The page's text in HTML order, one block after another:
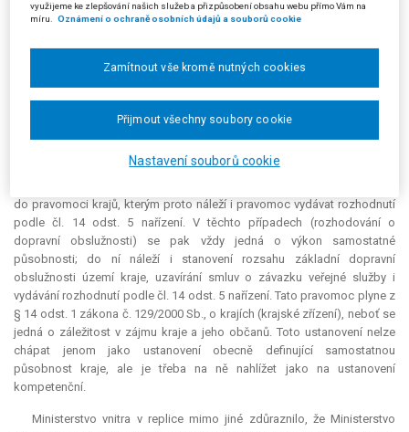
neboť Ministerstvo dopravy je ústředním správním úřadem, do jehož
působnosti rozhodovaná věc náleží.
odlišováním smlouvy o závazku veřejné služby ve smyslu § 19 zákona o
nařízení. Rovněž odmítlo odlišovat příslušný orgán členského státu ve
obsahové stránce týká zajišťování základní dopravní obslužnosti území
do pravomoci krajů, kterým proto náleží i pravomoc vydávat rozhodnutí
podle čl. 14 odst. 5 nařízení. V těchto případech (rozhodování o
dopravní obslužnosti) se pak vždy jedná o výkon samostatné
působnosti; do ní náleží i stanovení rozsahu základní dopravní
obslužnosti území kraje, uzavírání smluv o závazku veřejné služby i
vydávání rozhodnutí podle čl. 14 odst. 5 nařízení. Tato pravomoc plyne z
§ 14 odst. 1 zákona č. 129/2000 Sb., o krajích (krajské zřízení), neboť se
jedná o záležitost v zájmu kraje a jeho občanů. Toto ustanovení nelze
chápat jenom jako ustanovení obecně definující samostatnou
působnost kraje, ale je třeba na ně nahlížet jako na ustanovení
kompetenční.
Ministerstvo vnitra v replice mimo jiné zdůraznilo, že Ministerstvo
využijeme ke zlepšování našich služeb a přizpůsobení obsahu webu přímo Vám na
míru.
Oznámení o ochraně osobních údajů a souborů cookie
Nastavení souborů cookie
Zamítnout vše kromě nutných cookies
Přijmout všechny soubory cookie